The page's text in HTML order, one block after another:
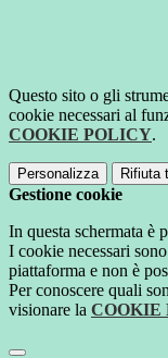
Questo sito o gli
cookie necessari al
COOKIE POLICY.
Personalizza Rifiuta
Gestione cookie
In questa schermata è
I cookie necessari
piattaforma e non è
Per conoscere quali
visionare la COOKIE